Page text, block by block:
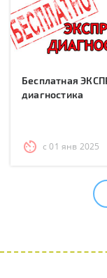
Бесплатная
диагностика
с 01 янв 2025